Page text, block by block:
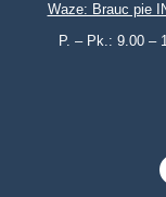
Waze: Brauc pie
P. – Pk.: 9.00 –